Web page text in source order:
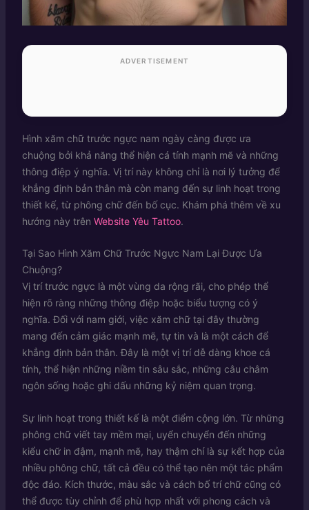
ADVERTISEMENT
Hình xăm chữ trước ngực nam ngày càng được ưa
chuộng bởi khả năng thể hiện cá tính mạnh mẽ và những
thông điệp ý nghĩa. Vị trí này không chỉ là nơi lý tưởng để
khẳng định bản thân mà còn mang đến sự linh hoạt trong
thiết kế, từ phông chữ đến bố cục. Khám phá thêm về xu
hướng này trên Website Yêu Tattoo.
Tại Sao Hình Xăm Chữ Trước Ngực Nam Lại Được Ưa
Chuộng?
Vị trí trước ngực là một vùng da rộng rãi, cho phép thể
hiện rõ ràng những thông điệp hoặc biểu tượng có ý
nghĩa. Đối với nam giới, việc xăm chữ tại đây thường
mang đến cảm giác mạnh mẽ, tự tin và là một cách để
khẳng định bản thân. Đây là một vị trí dễ dàng khoe cá
tính, thể hiện những niềm tin sâu sắc, những câu châm
ngôn sống hoặc ghi dấu những kỷ niệm quan trọng.
Sự linh hoạt trong thiết kế là một điểm cộng lớn. Từ những
phông chữ viết tay mềm mại, uyển chuyển đến những
kiểu chữ in đậm, mạnh mẽ, hay thậm chí là sự kết hợp của
nhiều phông chữ, tất cả đều có thể tạo nên một tác phẩm
độc đáo. Kích thước, màu sắc và cách bố trí chữ cũng có
thể được tùy chỉnh để phù hợp nhất với phong cách và